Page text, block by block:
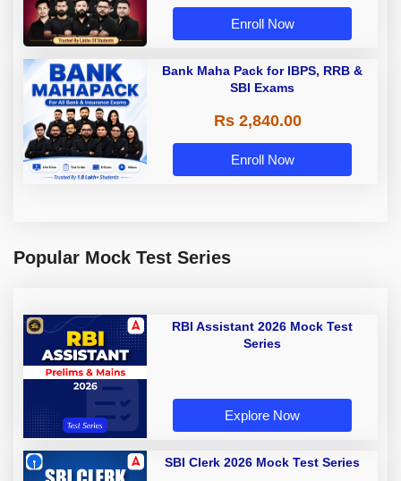
Enroll Now
Bank Maha Pack for IBPS, RRB &
SBI Exams
Rs 2,840.00
Enroll Now
Popular Mock Test Series
RBI Assistant 2026 Mock Test
Series
Explore Now
SBI Clerk 2026 Mock Test Series